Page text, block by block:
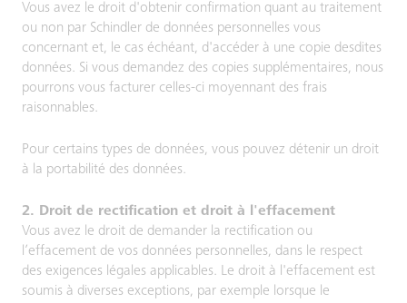
Vous avez le droit d'obtenir confirmation quant au traitement
ou non par Schindler de données personnelles vous
concernant et, le cas échéant, d'accéder à une copie desdites
données. Si vous demandez des copies supplémentaires, nous
pourrons vous facturer celles-ci moyennant des frais
raisonnables.
Pour certains types de données, vous pouvez détenir un droit
à la portabilité des données.
2. Droit de rectification et droit à l'effacement
Vous avez le droit de demander la rectification ou
l’effacement de vos données personnelles, dans le respect
des exigences légales applicables. Le droit à l'effacement est
soumis à diverses exceptions, par exemple lorsque le